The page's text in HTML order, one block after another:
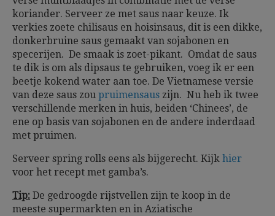
koriander. Serveer ze met saus naar keuze. Ik
verkies zoete chilisaus en hoisinsaus, dit is een dikke,
donkerbruine saus gemaakt van sojabonen en
specerijen. De smaak is zoet-pikant. Omdat de saus
te dik is om als dipsaus te gebruiken, voeg ik er een
beetje kokend water aan toe. De Vietnamese versie
van deze saus zou pruimensaus zijn. Nu heb ik twee
verschillende merken in huis, beiden ‘Chinees’, de
ene op basis van sojabonen en de andere inderdaad
met pruimen.
Serveer spring rolls eens als bijgerecht. Kijk hier
voor het recept met gamba’s.
Tip: De gedroogde rijstvellen zijn te koop in de
meeste supermarkten en in Aziatische